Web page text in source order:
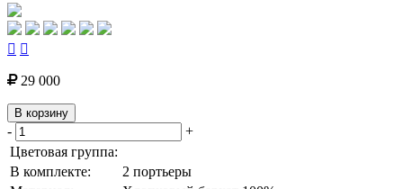
 
29 000
В корзину
-
+
Цветовая группа:
В комплекте:
2 портьеры